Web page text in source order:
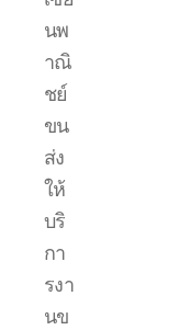
แบค
โฮ.com
นพ
าณิ
ชย์
ขน
ส่ง
ให้
บริ
กา
รงา
นข